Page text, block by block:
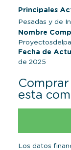
Principales
Pesadas y de
Nombre
Fecha de
de 2025
esta
Los datos